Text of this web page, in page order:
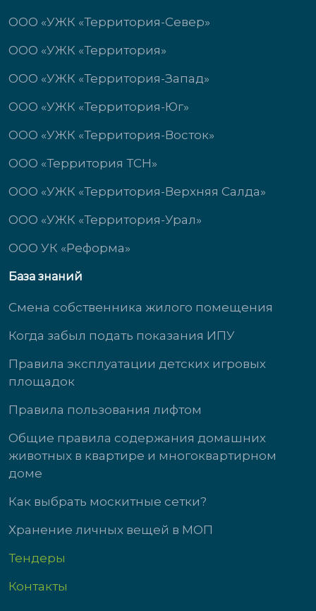
ООО «УЖК «Территория-Север»
ООО «УЖК «Территория»
ООО «УЖК «Территория-Запад»
ООО «УЖК «Территория-Юг»
ООО «УЖК «Территория-Восток»
ООО «Территория ТСН»
ООО «УЖК «Территория-Верхняя Салда»
ООО «УЖК «Территория-Урал»
ООО УК «Реформа»
База знаний
Смена собственника жилого помещения
Когда забыл подать показания ИПУ
Правила эксплуатации детских игровых
площадок
Правила пользования лифтом
Общие правила содержания домашних
животных в квартире и многоквартирном
доме
Как выбрать москитные сетки?
Хранение личных вещей в МОП
Тендеры
Контакты